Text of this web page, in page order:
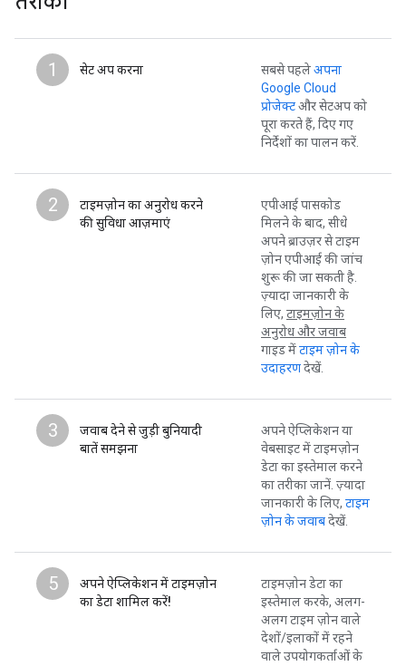
1 सेट अप करना सबसे पहलेअपना
Google Cloud
प्रोजेक्टऔर सेटअप को
पूरा करते हैं, दिए गए
निर्देशों का पालन करें.
2
टाइमज़ोन का अनुरोध करने
की सुविधा आज़माएं
एपीआई पासकोड
मिलने के बाद, सीधे
अपने ब्राउज़र से टाइम
ज़ोन एपीआई की जांच
शुरू की जा सकती है.
ज़्यादा जानकारी के
लिए, टाइमज़ोन के
अनुरोध और जवाब
गाइड मेंटाइम ज़ोन के
उदाहरणदेखें.
3
जवाब देने से जुड़ी बुनियादी
बातें समझना
अपने ऐप्लिकेशन या
वेबसाइट में टाइमज़ोन
डेटा का इस्तेमाल करने
का तरीका जानें. ज़्यादा
जानकारी के लिए, टाइम
ज़ोन के जवाबदेखें.
5
अपने ऐप्लिकेशन में टाइमज़ोन
का डेटा शामिल करें!
टाइमज़ोन डेटा का
इस्तेमाल करके, अलग-
अलग टाइम ज़ोन वाले
देशों/इलाकों में रहने
वाले उपयोगकर्ताओं के